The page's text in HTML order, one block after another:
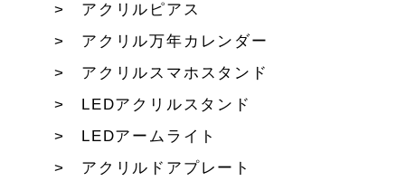
アクリルピアス
アクリル万年カレンダー
アクリルスマホスタンド
LEDアクリルスタンド
LEDアームライト
アクリルドアプレート